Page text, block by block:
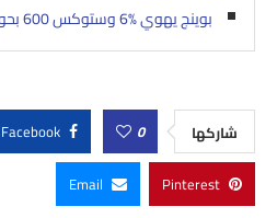
بوينج يهوي 6‎%‎ وستوكس 600 بحوالي 3‎%‎
شاركها 0
Facebook
Pinterest
Email